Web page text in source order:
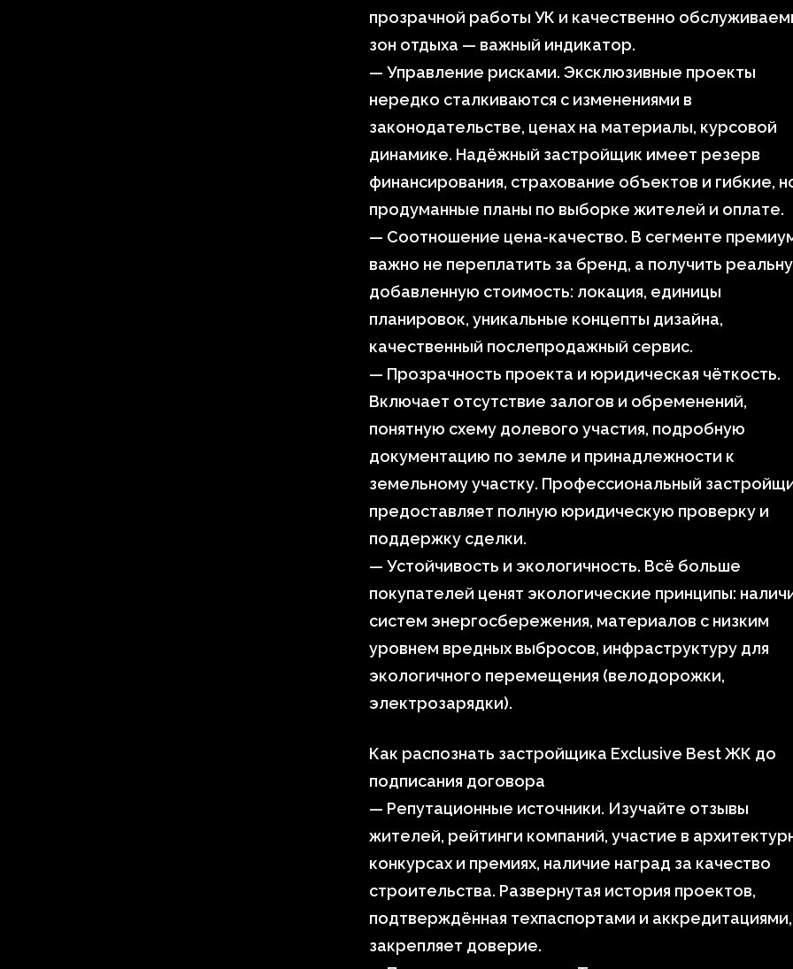
прозрачной работы УК и качественно
зон отдыха — важный индикатор.
— Управление рисками. Эксклюзивные проекты
нередко сталкиваются с изменениями в
законодательстве, ценах на материалы, курсовой
динамике. Надёжный застройщик имеет резерв
финансирования, страхование объектов и гибкие,
продуманные планы по выборке жителей и оплате.
— Соотношение цена-качество. В сегменте
важно не переплатить за бренд, а получить
добавленную стоимость: локация, единицы
планировок, уникальные концепты дизайна,
качественный послепродажный сервис.
— Прозрачность проекта и юридическая чёткость.
Включает отсутствие залогов и обременений,
понятную схему долевого участия, подробную
документацию по земле и принадлежности к
земельному участку. Профессиональный
предоставляет полную юридическую проверку и
поддержку сделки.
— Устойчивость и экологичность. Всё больше
покупателей ценят экологические принципы:
систем энергосбережения, материалов с низким
уровнем вредных выбросов, инфраструктуру для
экологичного перемещения (велодорожки,
электрозарядки).
Как распознать застройщика Exclusive Best ЖК до
подписания договора
— Репутационные источники. Изучайте отзывы
жителей, рейтинги компаний, участие в
конкурсах и премиях, наличие наград за качество
строительства. Развернутая история проектов,
подтверждённая техпаспортами и аккредитациями,
закрепляет доверие.